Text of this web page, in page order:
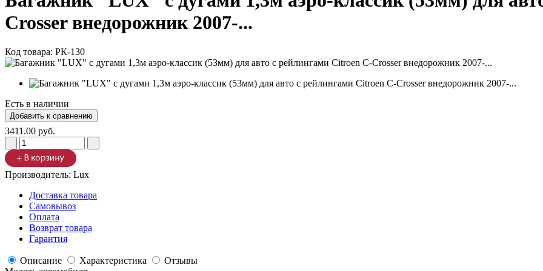
Crosser внедорожник 2007-...
Код товара: РК-130
Есть в наличии
3411.00 руб.
Производитель: Lux
Доставка товара
Самовывоз
Оплата
Возврат товара
Гарантия
Описание Характеристика
Отзывы